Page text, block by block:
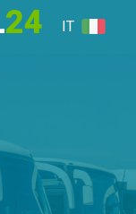
24 IT